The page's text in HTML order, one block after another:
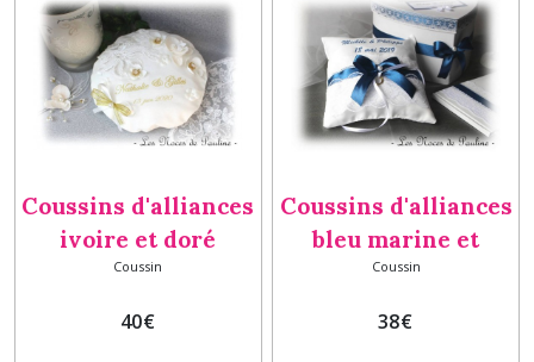
Coussins d'alliances
ivoire et doré
personnalisé ,
Coussin
40€
Coussins d'alliances
bleu marine et
blanc, coussin
Coussin
38€